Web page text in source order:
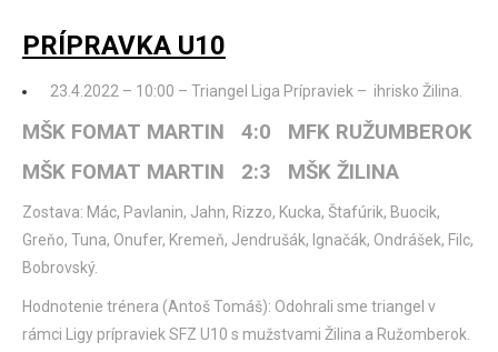
PRÍPRAVKA U10
23.4.2022 – 10:00 – Triangel Liga Prípraviek – ihrisko Žilina.
MŠK FOMAT MARTIN 4:0 MFK RUŽUMBEROK
MŠK FOMAT MARTIN 2:3 MŠK ŽILINA
Zostava: Mác, Pavlanin, Jahn, Rizzo, Kucka, Štafúrik, Buocik,
Greňo, Tuna, Onufer, Kremeň, Jendrušák, Ignačák, Ondrášek, Filc,
Bobrovský.
Hodnotenie trénera (Antoš Tomáš): Odohrali sme triangel v
rámci Ligy prípraviek SFZ U10 s mužstvami Žilina a Ružomberok.